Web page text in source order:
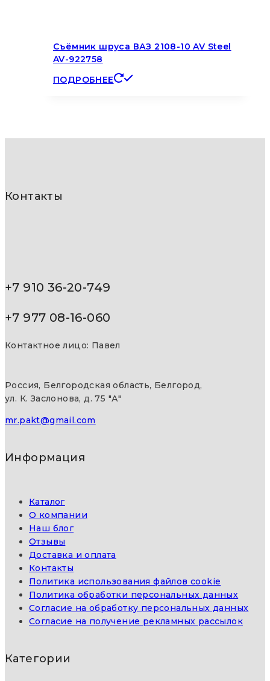
Съёмник шруса ВАЗ 2108-10 AV Steel
AV-922758
ПОДРОБНЕЕ
Контакты
+7 910 36-20-749
+7 977 08-16-060
Контактное лицо: Павел
Россия, Белгородская область, Белгород,
ул. К. Заслонова, д. 75 "А"
mr.pakt@gmail.com
Информация
Каталог
О компании
Наш блог
Отзывы
Доставка и оплата
Контакты
Политика использования файлов cookie
Политика обработки персональных данных
Согласие на обработку персональных данных
Согласие на получение рекламных рассылок
Категории